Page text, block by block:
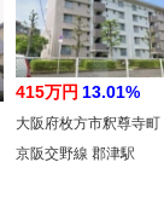
415万円 13.01%
大阪府枚方市釈尊寺町
京阪交野線 郡津駅